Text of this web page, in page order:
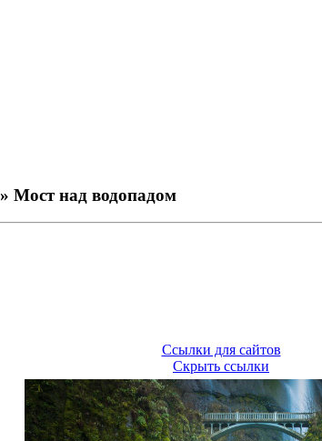
» Мост над водопадом
Ссылки для сайтов
Скрыть ссылки